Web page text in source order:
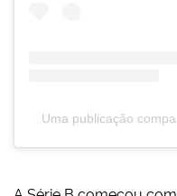
Uma publicação